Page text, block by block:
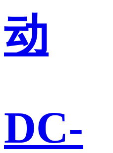
动
DC-